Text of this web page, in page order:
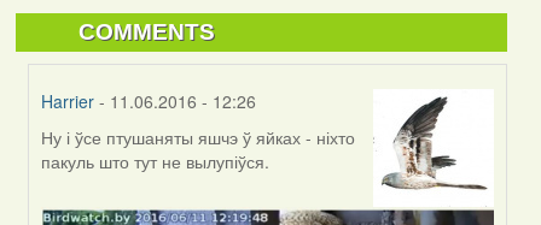
COMMENTS
Harrier - 11.06.2016 - 12:26
In
reply
Ну і ўсе птушаняты яшчэ ў яйках - ніхто
пакуль што тут не вылупіўся.